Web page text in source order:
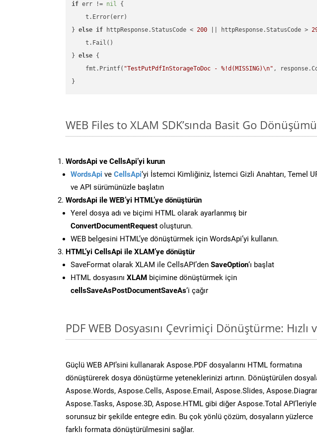
if err != nil {
    t.Error(err)
} else if httpResponse.StatusCode < 200 || httpResponse.StatusCode >
    t.Fail()
} else {
    fmt.Printf(
"TestPutPdfInStorageToDoc - %!d(MISSING)\n" ,
WEB Files to XLAM SDK’sında Basit Go Dönüşümü
WordsApi ve CellsApi’yi kurun
WordsApi ve CellsApi‘yi İstemci Kimliğiniz, İstemci Gizli Anahtarı, Temel
ve API sürümünüzle başlatın
WordsApi ile WEB’yi HTML’ye dönüştürün
Yerel dosya adı ve biçimi HTML olarak ayarlanmış bir
ConvertDocumentRequest oluşturun.
WEB belgesini HTML’ye dönüştürmek için WordsApi’yi kullanın.
HTML’yi CellsApi ile XLAM’ye dönüştür
SaveFormat olarak XLAM ile CellsAPI’den SaveOption‘ı başlat
HTML dosyasını XLAM biçimine dönüştürmek için
cellsSaveAsPostDocumentSaveAs‘i çağır
PDF WEB Dosyasını Çevrimiçi Dönüştürme: Hızlı
Güçlü WEB API’sini kullanarak Aspose.PDF dosyalarını HTML formatına
dönüştürerek dosya dönüştürme yeteneklerinizi artırın. Dönüştürülen
Aspose.Words, Aspose.Cells, Aspose.Email, Aspose.Slides,
Aspose.Tasks, Aspose.3D, Aspose.HTML gibi diğer Aspose.Total API’leriyle
sorunsuz bir şekilde entegre edin. Bu çok yönlü çözüm, dosyaların yüzlerce
farklı formata dönüştürülmesini sağlar.